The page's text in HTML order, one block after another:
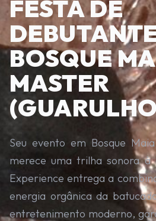
FESTA DE
BOSQUE
MASTER
Seu evento em Bosque
merece uma trilha sonora à
Experience entrega a
energia orgânica da
entretenimento moderno,